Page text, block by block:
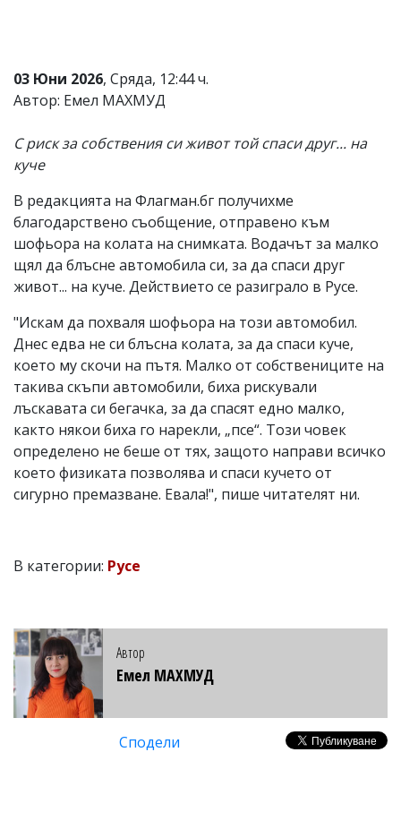
въвеждат
от
редакцията
не
отговорност
за
тях!
Ако
откриете
обиден
за
коментар,
моля
ни!
03 Юни 2026, Сряда, 12:44 ч.
Автор: Емел МАХМУД
С риск за собствения си живот той спаси друг... на
куче
В редакцията на Флагман.бг получихме
благодарствено съобщение, отправено към
шофьора на колата на снимката. Водачът за малко
щял да блъсне автомобила си, за да спаси друг
живот... на куче. Действието се разиграло в Русе.
"Искам да похваля шофьора на този автомобил.
Днес едва не си блъсна колата, за да спаси куче,
което му скочи на пътя. Малко от собствениците на
такива скъпи автомобили, биха рискували
лъскавата си бегачка, за да спасят едно малко,
както някои биха го нарекли, „псе“. Този човек
определено не беше от тях, защото направи всичко
което физиката позволява и спаси кучето от
сигурно премазване. Евала!", пише читателят ни.
В категории: Русе
Автор
Емел МАХМУД
Сподели